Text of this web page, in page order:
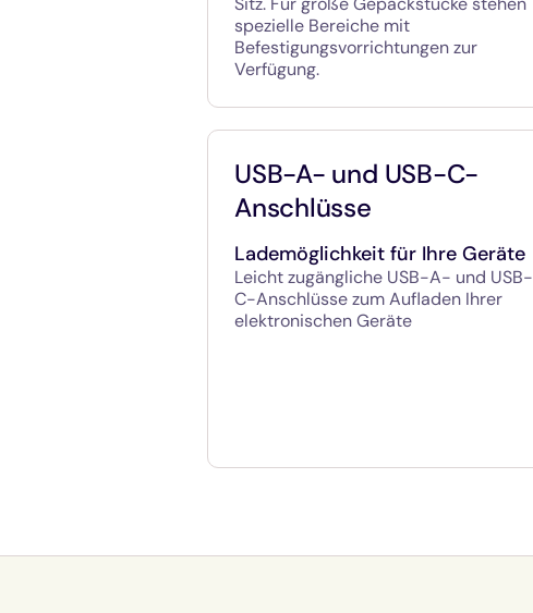
spezielle Bereiche mit
Befestigungsvorrichtungen zur
Verfügung.
USB-A- und USB-C-
Anschlüsse
Lademöglichkeit für Ihre Geräte
Leicht zugängliche USB-A- und USB-
C-Anschlüsse zum Aufladen Ihrer
elektronischen Geräte